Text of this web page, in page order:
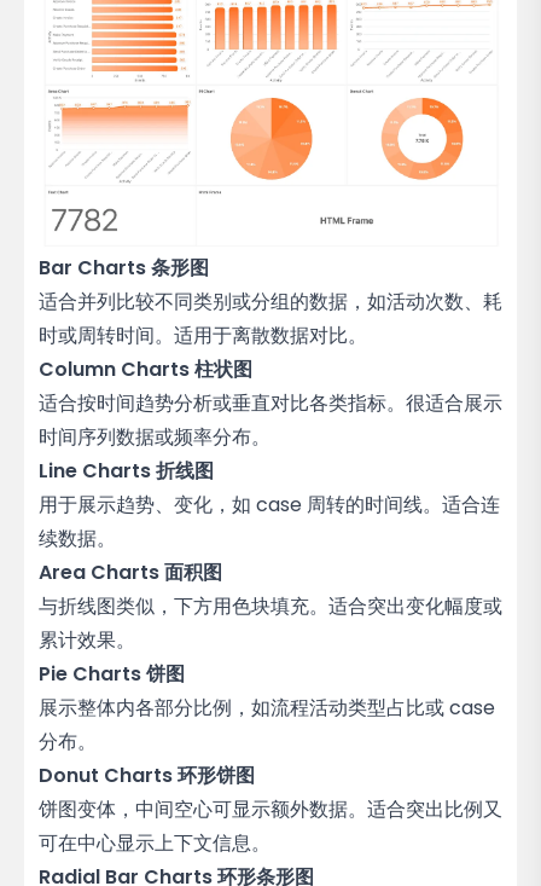
Bar Charts 条形图
适合并列比较不同类别或分组的数据，如活动次数、耗
时或周转时间。适用于离散数据对比。
Column Charts 柱状图
适合按时间趋势分析或垂直对比各类指标。很适合展示
时间序列数据或频率分布。
Line Charts 折线图
用于展示趋势、变化，如 case 周转的时间线。适合连
续数据。
Area Charts 面积图
与折线图类似，下方用色块填充。适合突出变化幅度或
累计效果。
Pie Charts 饼图
展示整体内各部分比例，如流程活动类型占比或 case
分布。
Donut Charts 环形饼图
饼图变体，中间空心可显示额外数据。适合突出比例又
可在中心显示上下文信息。
Radial Bar Charts 环形条形图